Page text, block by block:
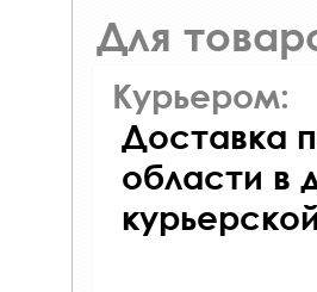
Для
Курьером:
Доставка
области в